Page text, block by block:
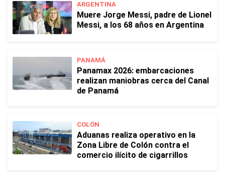
ARGENTINA
Muere Jorge Messi, padre de Lionel
Messi, a los 68 años en Argentina
PANAMÁ
Panamax 2026: embarcaciones
realizan maniobras cerca del Canal
de Panamá
COLÓN
Aduanas realiza operativo en la
Zona Libre de Colón contra el
comercio ilícito de cigarrillos